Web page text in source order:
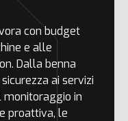
con budget
e alle
Dalla benna
ai servizi
monitoraggio in
proattiva, le